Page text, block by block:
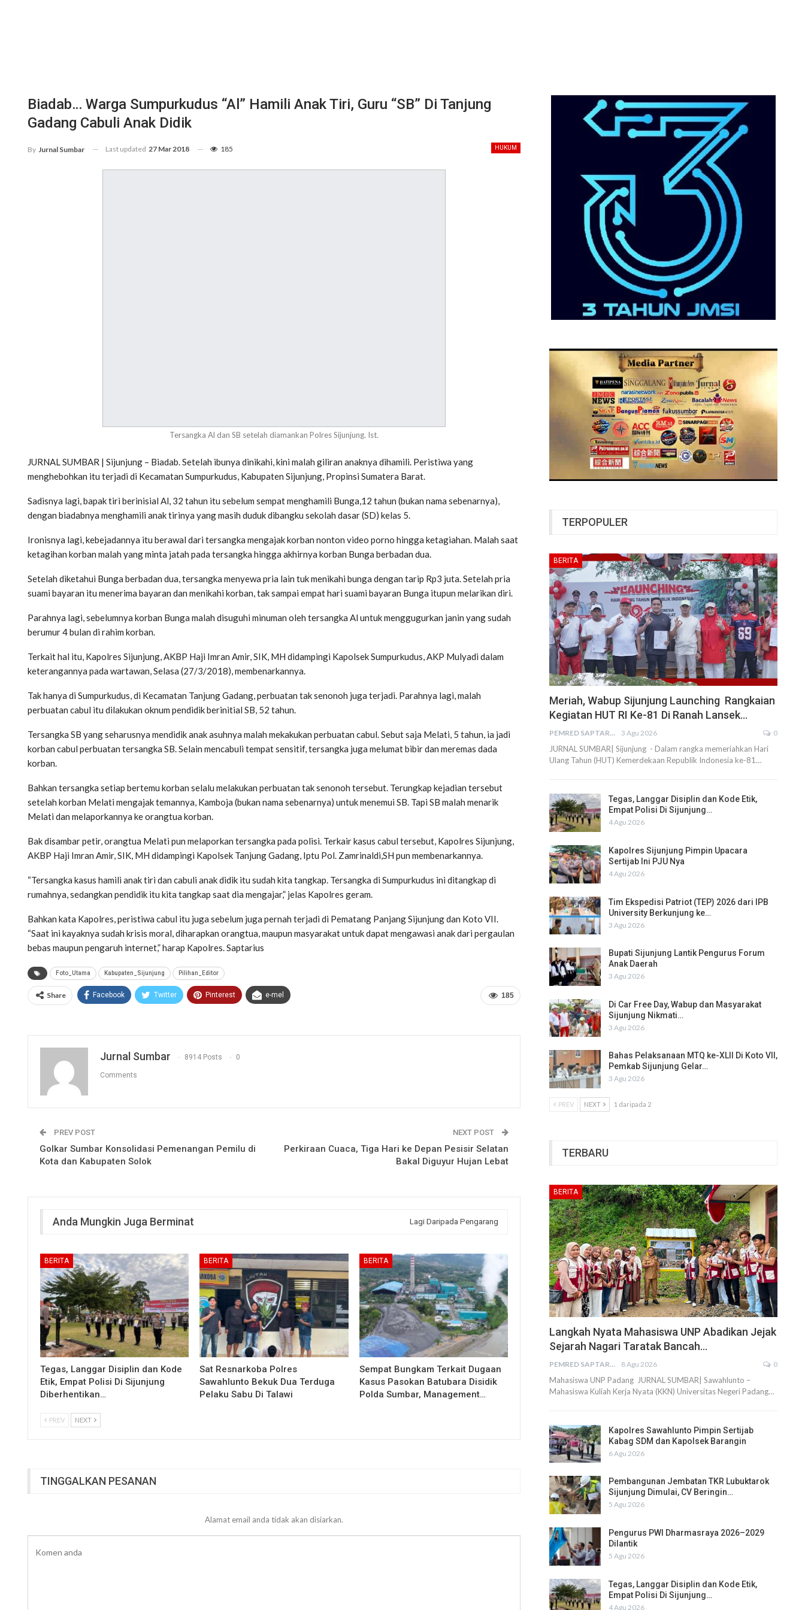
Biadab… Warga Sumpurkudus “Al” Hamili Anak Tiri, Guru “SB” Di Tanjung
Gadang Cabuli Anak Didik
HUKUM
By Jurnal Sumbar Last updated 27 Mar 2018 185
Tersangka Al dan SB setelah diamankan Polres Sijunjung. Ist.
JURNAL SUMBAR | Sijunjung – Biadab. Setelah ibunya dinikahi, kini malah giliran anaknya dihamili. Peristiwa yang
menghebohkan itu terjadi di Kecamatan Sumpurkudus, Kabupaten Sijunjung, Propinsi Sumatera Barat.
Sadisnya lagi, bapak tiri berinisial Al, 32 tahun itu sebelum sempat menghamili Bunga,12 tahun (bukan nama sebenarnya),
dengan biadabnya menghamili anak tirinya yang masih duduk dibangku sekolah dasar (SD) kelas 5.
Ironisnya lagi, kebejadannya itu berawal dari tersangka mengajak korban nonton video porno hingga ketagiahan. Malah saat
ketagihan korban malah yang minta jatah pada tersangka hingga akhirnya korban Bunga berbadan dua.
Setelah diketahui Bunga berbadan dua, tersangka menyewa pria lain tuk menikahi bunga dengan tarip Rp3 juta. Setelah pria
suami bayaran itu menerima bayaran dan menikahi korban, tak sampai empat hari suami bayaran Bunga itupun melarikan diri.
Parahnya lagi, sebelumnya korban Bunga malah disuguhi minuman oleh tersangka Al untuk menggugurkan janin yang sudah
berumur 4 bulan di rahim korban.
Terkait hal itu, Kapolres Sijunjung, AKBP Haji Imran Amir, SIK, MH didampingi Kapolsek Sumpurkudus, AKP Mulyadi dalam
keterangannya pada wartawan, Selasa (27/3/2018), membenarkannya.
Tak hanya di Sumpurkudus, di Kecamatan Tanjung Gadang, perbuatan tak senonoh juga terjadi. Parahnya lagi, malah
perbuatan cabul itu dilakukan oknum pendidik berinitial SB, 52 tahun.
Tersangka SB yang seharusnya mendidik anak asuhnya malah mekakukan perbuatan cabul. Sebut saja Melati, 5 tahun, ia jadi
korban cabul perbuatan tersangka SB. Selain mencabuli tempat sensitif, tersangka juga melumat bibir dan meremas dada
korban.
Bahkan tersangka setiap bertemu korban selalu melakukan perbuatan tak senonoh tersebut. Terungkap kejadian tersebut
setelah korban Melati mengajak temannya, Kamboja (bukan nama sebenarnya) untuk menemui SB. Tapi SB malah menarik
Melati dan melaporkannya ke orangtua korban.
Bak disambar petir, orangtua Melati pun melaporkan tersangka pada polisi. Terkair kasus cabul tersebut, Kapolres Sijunjung,
AKBP Haji Imran Amir, SIK, MH didampingi Kapolsek Tanjung Gadang, Iptu Pol. Zamrinaldi,SH pun membenarkannya.
“Tersangka kasus hamili anak tiri dan cabuli anak didik itu sudah kita tangkap. Tersangka di Sumpurkudus ini ditangkap di
rumahnya, sedangkan pendidik itu kita tangkap saat dia mengajar,” jelas Kapolres geram.
Bahkan kata Kapolres, peristiwa cabul itu juga sebelum juga pernah terjadi di Pematang Panjang Sijunjung dan Koto VII.
“Saat ini kayaknya sudah krisis moral, diharapkan orangtua, maupun masyarakat untuk dapat mengawasi anak dari pergaulan
bebas maupun pengaruh internet,” harap Kapolres. Saptarius
Foto_Utama Kabupaten_Sijunjung Pilihan_Editor
185
Share Facebook Twitter Pinterest e-mel
Jurnal Sumbar 8914 Posts 0
Comments
PREV POST
Golkar Sumbar Konsolidasi Pemenangan Pemilu di
Kota dan Kabupaten Solok
NEXT POST
Perkiraan Cuaca, Tiga Hari ke Depan Pesisir Selatan
Bakal Diguyur Hujan Lebat
Anda Mungkin Juga Berminat Lagi Daripada Pengarang
BERITA
Tegas, Langgar Disiplin dan Kode
Etik, Empat Polisi Di Sijunjung
Diberhentikan…
BERITA
Sat Resnarkoba Polres
Sawahlunto Bekuk Dua Terduga
Pelaku Sabu Di Talawi
BERITA
Sempat Bungkam Terkait Dugaan
Kasus Pasokan Batubara Disidik
Polda Sumbar, Management…
PREV NEXT
TINGGALKAN PESANAN
Alamat email anda tidak akan disiarkan.
TERPOPULER
BERITA
Meriah, Wabup Sijunjung Launching Rangkaian
Kegiatan HUT RI Ke-81 Di Ranah Lansek…
PEMRED SAPTARIUS 3 Agu 2026 0
JURNAL SUMBAR| Sijunjung - Dalam rangka memeriahkan Hari
Ulang Tahun (HUT) Kemerdekaan Republik Indonesia ke-81…
Tegas, Langgar Disiplin dan Kode Etik,
Empat Polisi Di Sijunjung…
4 Agu 2026
Kapolres Sijunjung Pimpin Upacara
Sertijab Ini PJU Nya
4 Agu 2026
Tim Ekspedisi Patriot (TEP) 2026 dari IPB
University Berkunjung ke…
3 Agu 2026
Bupati Sijunjung Lantik Pengurus Forum
Anak Daerah
3 Agu 2026
Di Car Free Day, Wabup dan Masyarakat
Sijunjung Nikmati…
3 Agu 2026
Bahas Pelaksanaan MTQ ke-XLII Di Koto VII,
Pemkab Sijunjung Gelar…
3 Agu 2026
PREV NEXT 1 daripada 2
TERBARU
BERITA
Langkah Nyata Mahasiswa UNP Abadikan Jejak
Sejarah Nagari Taratak Bancah…
PEMRED SAPTARIUS 8 Agu 2026 0
Mahasiswa UNP Padang JURNAL SUMBAR| Sawahlunto –
Mahasiswa Kuliah Kerja Nyata (KKN) Universitas Negeri Padang…
Kapolres Sawahlunto Pimpin Sertijab
Kabag SDM dan Kapolsek Barangin
6 Agu 2026
Pembangunan Jembatan TKR Lubuktarok
Sijunjung Dimulai, CV Beringin…
5 Agu 2026
Pengurus PWI Dharmasraya 2026–2029
Dilantik
5 Agu 2026
Tegas, Langgar Disiplin dan Kode Etik,
Empat Polisi Di Sijunjung…
4 Agu 2026